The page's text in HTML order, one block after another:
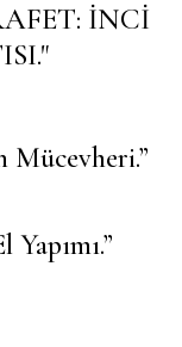
İNCI
Mücevheri.”
Yapımı.”